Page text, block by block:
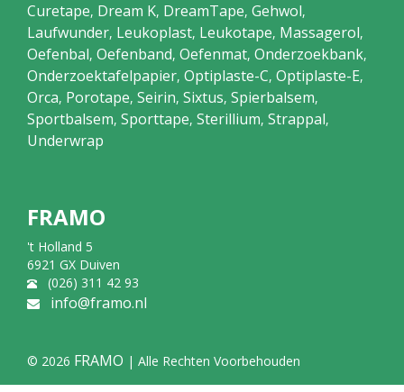
Curetape, Dream K, DreamTape, Gehwol,
Laufwunder, Leukoplast, Leukotape, Massagerol,
Oefenbal, Oefenband, Oefenmat, Onderzoekbank,
Onderzoektafelpapier, Optiplaste-C, Optiplaste-E,
Orca, Porotape, Seirin, Sixtus, Spierbalsem,
Sportbalsem, Sporttape, Sterillium, Strappal,
Underwrap
FRAMO
't Holland 5
6921 GX Duiven
(026) 311 42 93
info@framo.nl
© 2026 FRAMO | Alle Rechten Voorbehouden